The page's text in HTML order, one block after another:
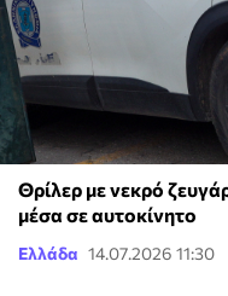
Θρίλερ με νεκρό
μέσα σε αυτοκίνητο
Ελλάδα 14.07.2026 11:30